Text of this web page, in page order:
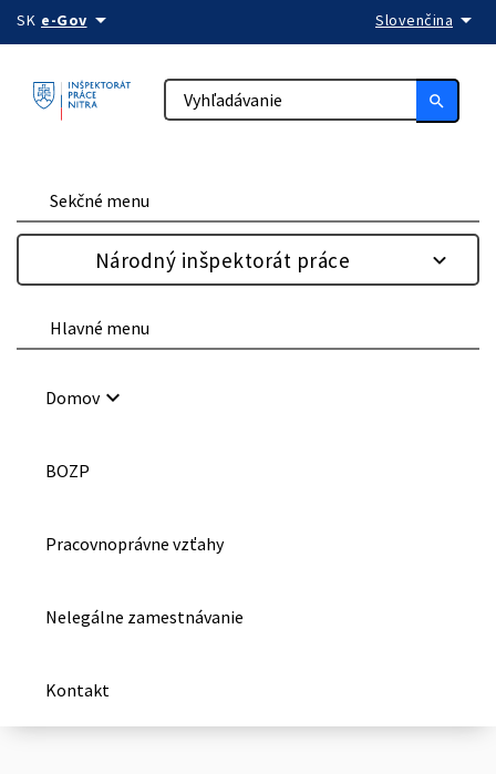
Preskočiť na obsah
SK e-Govarrow_drop_down Slovenčina arrow_drop_down
search
Sekčné menu
Národný inšpektorát práce
Hlavné menu
Domovkeyboard_arrow_down
BOZP
Pracovnoprávne vzťahy
Nelegálne zamestnávanie
Kontakt